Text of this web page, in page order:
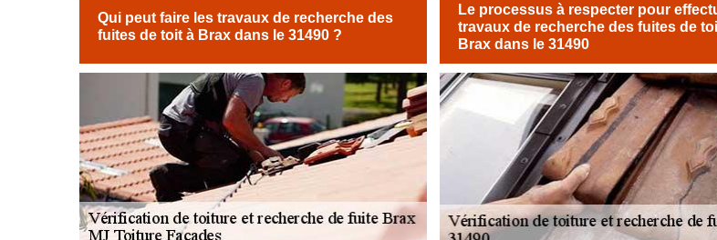
Qui peut faire les travaux de recherche des
fuites de toit à Brax dans le 31490 ?
Le processus à respecter pour
travaux de recherche des fuites de
Brax dans le 31490